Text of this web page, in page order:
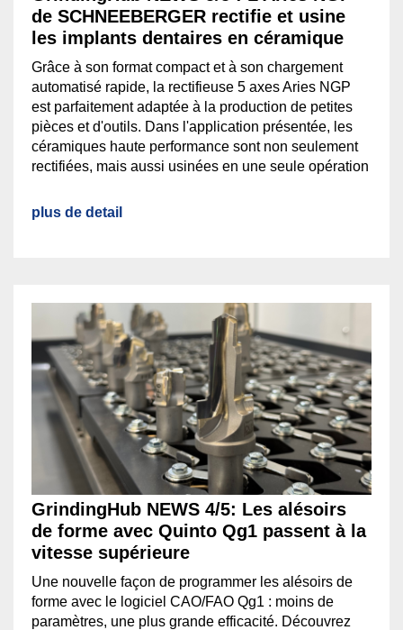
de SCHNEEBERGER rectifie et usine
les implants dentaires en céramique
Grâce à son format compact et à son chargement
automatisé rapide, la rectifieuse 5 axes Aries NGP
est parfaitement adaptée à la production de petites
pièces et d'outils. Dans l'application présentée, les
céramiques haute performance sont non seulement
rectifiées, mais aussi usinées en une seule opération
plus de detail
GrindingHub NEWS 4/5: Les alésoirs
de forme avec Quinto Qg1 passent à la
vitesse supérieure
Une nouvelle façon de programmer les alésoirs de
forme avec le logiciel CAO/FAO Qg1 : moins de
paramètres, une plus grande efficacité. Découvrez